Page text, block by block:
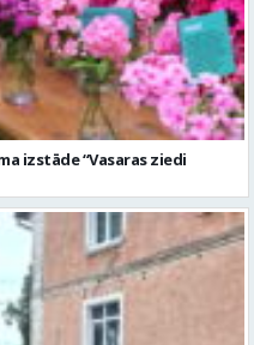
izstāde “Vasaras ziedi